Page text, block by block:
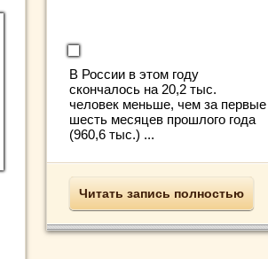
В России в этом году
скончалось на 20,2 тыс.
человек меньше, чем за первые
шесть месяцев прошлого года
(960,6 тыс.) ...
Читать запись полностью